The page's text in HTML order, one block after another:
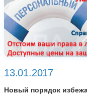
13.01.2017
Новый порядок